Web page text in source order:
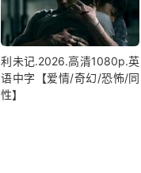
利未记.2026.高清1080p.英
语中字【爱情/奇幻/恐怖/同
性】